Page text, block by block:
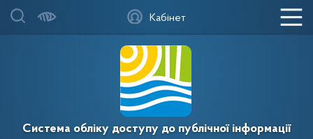
Система обліку доступу до публічної інформації
Кабінет